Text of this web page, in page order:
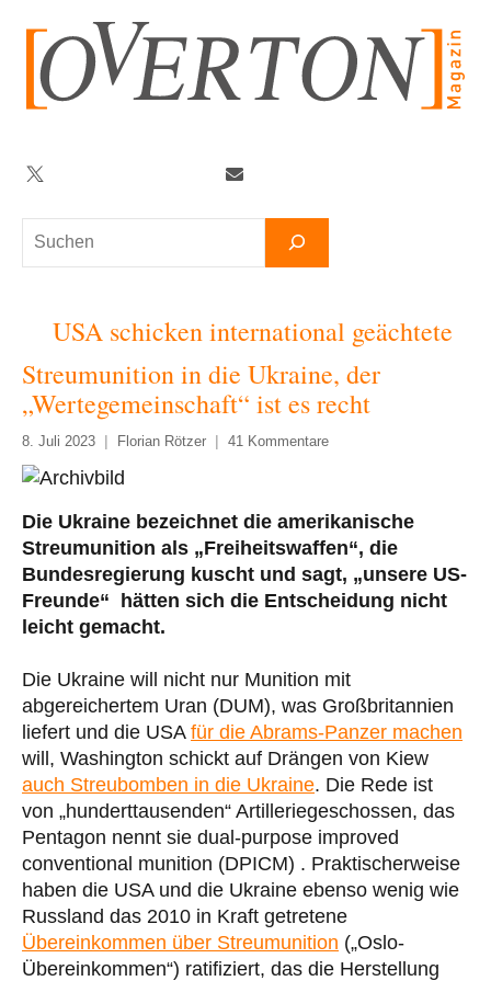
springen
Suchen
Twitter
USA schicken international geächtete
Streumunition in die Ukraine, der
„Wertegemeinschaft“ ist es recht
8. Juli 2023 Florian Rötzer 41 Kommentare
Die Ukraine bezeichnet die amerikanische
Streumunition als „Freiheitswaffen“, die
Bundesregierung kuscht und sagt, „unsere US-
Freunde“ hätten sich die Entscheidung nicht
leicht gemacht.
Die Ukraine will nicht nur Munition mit
abgereichertem Uran (DUM), was Großbritannien
liefert und die USA für die Abrams-Panzer machen
will, Washington schickt auf Drängen von Kiew
auch Streubomben in die Ukraine. Die Rede ist
von „hunderttausenden“ Artilleriegeschossen, das
Pentagon nennt sie dual-purpose improved
conventional munition (DPICM) . Praktischerweise
haben die USA und die Ukraine ebenso wenig wie
Russland das 2010 in Kraft getretene
Übereinkommen über Streumunition („Oslo-
Übereinkommen“) ratifiziert, das die Herstellung